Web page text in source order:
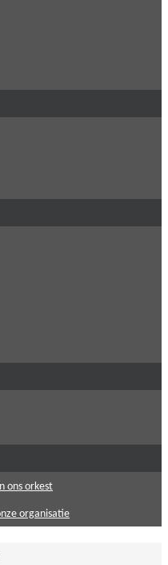
ons orkest
organisatie